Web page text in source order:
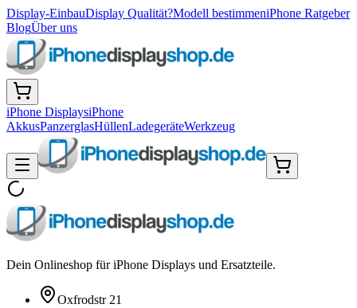
Display-EinbauDisplay Qualität?Modell bestimmeniPhone Ratgeber
BlogÜber uns
iPhone DisplaysiPhone
AkkusPanzerglasHüllenLadegeräteWerkzeug
Dein Onlineshop für iPhone Displays und Ersatzteile.
Oxfrodstr 21